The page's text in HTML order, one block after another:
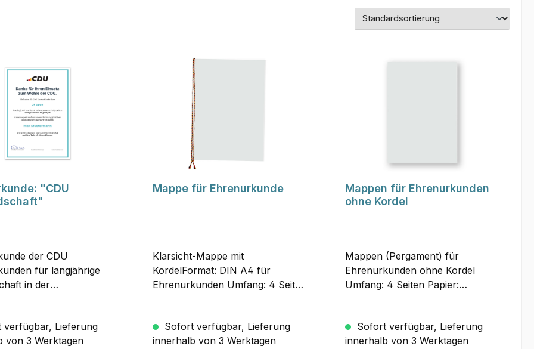
"CDU
der CDU
für langjährige
in der
| neutrale
4-farbigPapier:
verfügbar, Lieferung
von 3 Werktagen
Mappe für Ehrenurkunde
Klarsicht-Mappe mit
KordelFormat: DIN A4 für
Ehrenurkunden Umfang: 4 Seiten
Sofort verfügbar, Lieferung
innerhalb von 3 Werktagen
Mappen für Ehrenurkunden
ohne Kordel
Mappen (Pergament) für
Ehrenurkunden ohne Kordel
Umfang: 4 Seiten Papier:
Sofort verfügbar, Lieferung
innerhalb von 3 Werktagen